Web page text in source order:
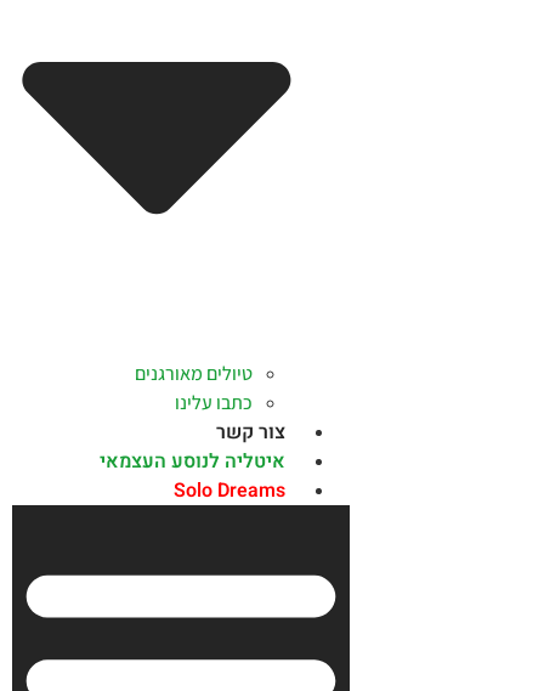
טיולים מאורגנים
כתבו עלינו
צור קשר
איטליה לנוסע העצמאי
Solo Dreams